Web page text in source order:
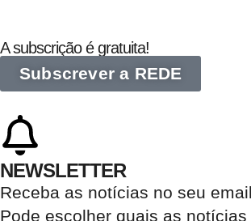
A subscrição é gratuita!
Subscrever a REDE
NEWSLETTER
Receba as notícias no seu email​
Pode escolher quais as